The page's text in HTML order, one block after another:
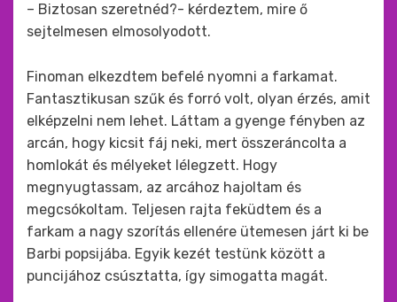
– Biztosan szeretnéd?- kérdeztem, mire ő
sejtelmesen elmosolyodott.
Finoman elkezdtem befelé nyomni a farkamat.
Fantasztikusan szűk és forró volt, olyan érzés, amit
elképzelni nem lehet. Láttam a gyenge fényben az
arcán, hogy kicsit fáj neki, mert összeráncolta a
homlokát és mélyeket lélegzett. Hogy
megnyugtassam, az arcához hajoltam és
megcsókoltam. Teljesen rajta feküdtem és a
farkam a nagy szorítás ellenére ütemesen járt ki be
Barbi popsijába. Egyik kezét testünk között a
puncijához csúsztatta, így simogatta magát.